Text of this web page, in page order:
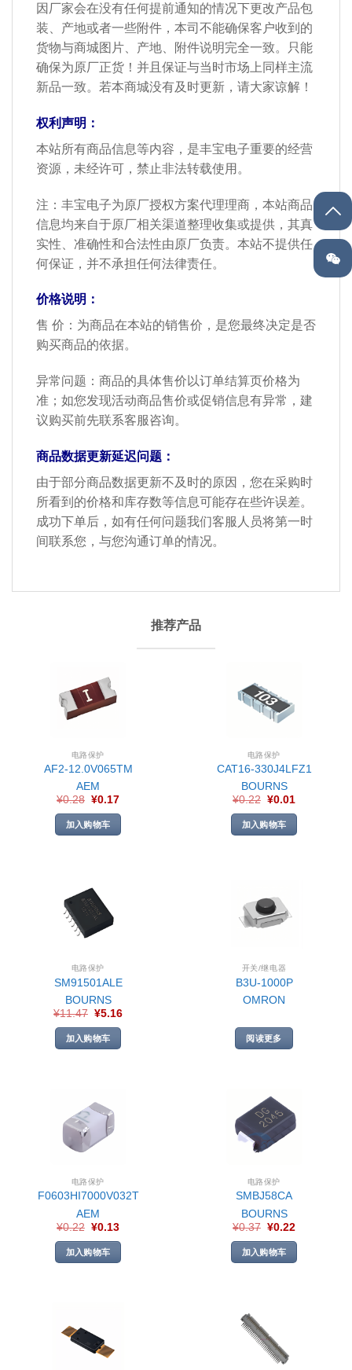
因厂家会在没有任何提前通知的情况下更改产品包
装、产地或者一些附件，本司不能确保客户收到的
货物与商城图片、产地、附件说明完全一致。只能
确保为原厂正货！并且保证与当时市场上同样主流
新品一致。若本商城没有及时更新，请大家谅解！
权利声明：
本站所有商品信息等内容，是丰宝电子重要的经营
资源，未经许可，禁止非法转载使用。
注：丰宝电子为原厂授权方案代理理商，本站商品
信息均来自于原厂相关渠道整理收集或提供，其真
实性、准确性和合法性由原厂负责。本站不提供任
何保证，并不承担任何法律责任。
价格说明：
售 价：为商品在本站的销售价，是您最终决定是否
购买商品的依据。
异常问题：商品的具体售价以订单结算页价格为
准；如您发现活动商品售价或促销信息有异常，建
议购买前先联系客服咨询。
商品数据更新延迟问题：
由于部分商品数据更新不及时的原因，您在采购时
所看到的价格和库存数等信息可能存在些许误差。
成功下单后，如有任何问题我们客服人员将第一时
间联系您，与您沟通订单的情况。
推荐产品
电路保护
AF2-12.0V065TM
AEM
¥0.28 ¥0.17
加入购物车
电路保护
CAT16-330J4LFZ1
BOURNS
¥0.22 ¥0.01
加入购物车
电路保护
SM91501ALE
BOURNS
¥11.47 ¥5.16
加入购物车
开关/继电器
B3U-1000P
OMRON
阅读更多
电路保护
F0603HI7000V032T
AEM
¥0.22 ¥0.13
加入购物车
电路保护
SMBJ58CA
BOURNS
¥0.37 ¥0.22
加入购物车